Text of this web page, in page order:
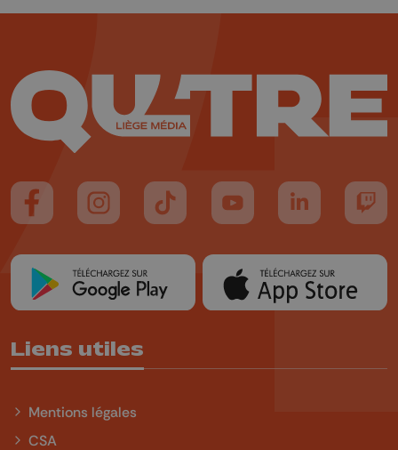
Suivez-nous sur FaceBook
Suivez-nous sur Instagram
Suivez-nous sur TikTok
Suivez-nous sur YouTube
Suivez-nous
Liens utiles
Mentions légales
CSA